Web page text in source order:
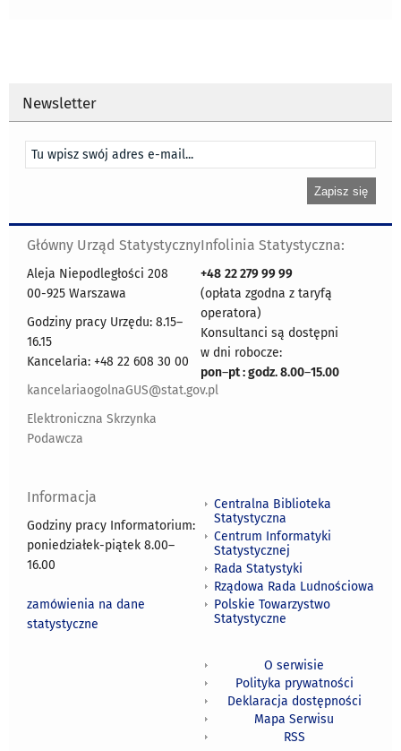
Newsletter
Główny Urząd Statystyczny
Aleja Niepodległości 208
00-925 Warszawa
Godziny pracy Urzędu: 8.15–
16.15
Kancelaria: +48 22 608 30 00
kancelariaogolnaGUS@stat.gov.pl
Elektroniczna Skrzynka
Podawcza
Infolinia Statystyczna:
+48 22 279 99 99
(opłata zgodna z taryfą
operatora)
Konsultanci są dostępni
w dni robocze:
pon–pt : godz. 8.00–15.00
Informacja
Godziny pracy Informatorium:
poniedziałek-piątek 8.00–
16.00
zamówienia na dane
statystyczne
Centralna Biblioteka
Statystyczna
Centrum Informatyki
Statystycznej
Rada Statystyki
Rządowa Rada Ludnościowa
Polskie Towarzystwo
Statystyczne
O serwisie
Polityka prywatności
Deklaracja dostępności
Mapa Serwisu
RSS